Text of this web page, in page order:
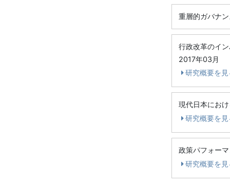
重層的ガバナ
行政改革のイ
2017年03月
研究概要を見
現代日本にお
研究概要を見
政策パフォー
研究概要を見